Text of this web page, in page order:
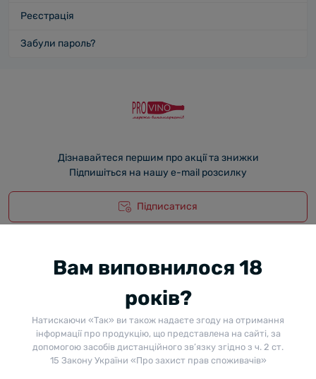
Реєстрація
Забули пароль?
Дізнавайтеся першим про акції та знижки
Підпишіться на нашу e-mail розсилку
Підписатися
Телефони Графік роботи
Обробка замовлень:
Будні: з 10:00 до 18:30
Субота, Неділя: з 10:00 до 16:00
E-mail
info@provino.ua
Вам виповнилося 18
років?
Натискаючи «Так» ви також надаєте згоду на отримання
інформації про продукцію, що представлена на сайті, за
допомогою засобів дистанційного зв’язку згідно з ч. 2 ст.
15 Закону України «Про захист прав споживачів»